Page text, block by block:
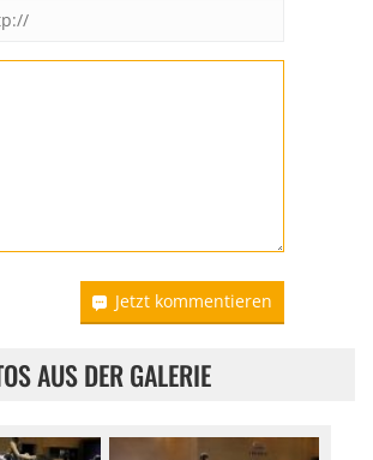
Jetzt kommentieren
AUS DER GALERIE